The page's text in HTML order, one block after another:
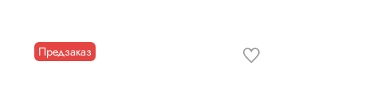
Предзаказ